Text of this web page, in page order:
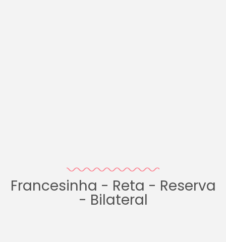
Francesinha - Reta - Reserva
- Bilateral